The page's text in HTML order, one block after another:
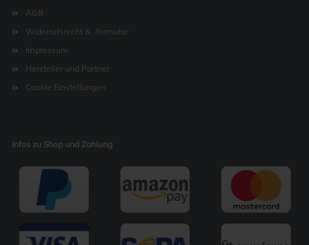
AGB
Widerrufsrecht & -formular
Impressum
Hersteller und Partner
Cookie Einstellungen
Infos zu Shop und Zahlung